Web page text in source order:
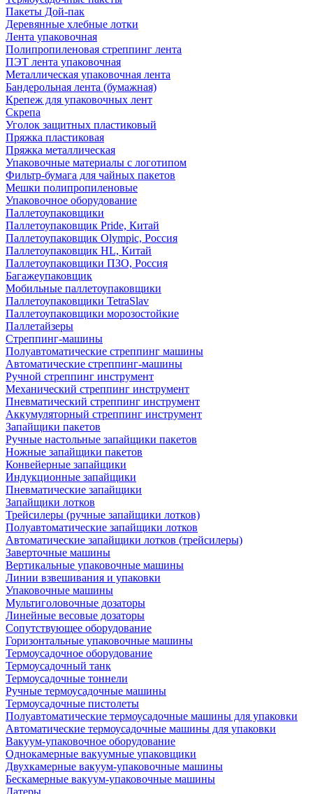
Пакеты Дой-пак
Деревянные хлебные лотки
Лента упаковочная
Полипропиленовая стреппинг лента
ПЭТ лента упаковочная
Металлическая упаковочная лента
Бандерольная лента (бумажная)
Крепеж для упаковочных лент
Скрепа
Уголок защитных пластиковый
Пряжка пластиковая
Пряжка металлическая
Упаковочные материалы с логотипом
Фильтр-бумага для чайных пакетов
Мешки полипропиленовые
Упаковочное оборудование
Паллетоупаковщики
Паллетоупаковщик Pride, Китай
Паллетоупаковщик Olympic, Россия
Паллетоупаковщик HL, Китай
Паллетоупаковщики ПЗО, Россия
Багажеупаковщик
Мобильные паллетоупаковщики
Паллетоупаковщики TetraSlav
Паллетоупаковщики морозостойкие
Паллетайзеры
Стреппинг-машины
Полуавтоматические стреппинг машины
Автоматические стреппинг-машины
Ручной стреппинг инструмент
Механический стреппинг инструмент
Пневматический стреппинг инструмент
Аккумуляторный стреппинг инструмент
Запайщики пакетов
Ручные настольные запайщики пакетов
Ножные запайщики пакетов
Конвейерные запайщики
Индукционные запайщики
Пневматические запайщики
Запайщики лотков
Трейсилеры (ручные запайщики лотков)
Полуавтоматические запайщики лотков
Автоматические запайщики лотков (трейсилеры)
Заверточные машины
Вертикальные упаковочные машины
Линии взвешивания и упаковки
Упаковочные машины
Мультиголовочные дозаторы
Линейные весовые дозаторы
Сопутствующее оборудование
Горизонтальные упаковочные машины
Термоусадочное оборудование
Термоусадочный танк
Термоусадочные тоннели
Ручные термоусадочные машины
Термоусадочные пистолеты
Полуавтоматические термоусадочные машины для упаковки
Автоматические термоусадочные машины для упаковки
Вакуум-упаковочное оборудование
Однокамерные вакуумные упаковщики
Двухкамерные вакуум-упаковочные машины
Бескамерные вакуум-упаковочные машины
Датеры